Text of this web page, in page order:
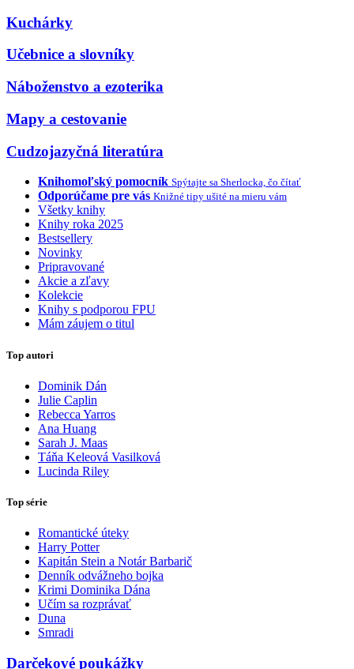
Kuchárky
Učebnice a slovníky
Náboženstvo a ezoterika
Mapy a cestovanie
Cudzojazyčná literatúra
Knihomoľský pomocník Spýtajte sa Sherlocka, čo čítať
Odporúčame pre vás Knižné tipy ušité na mieru vám
Všetky knihy
Knihy roka 2025
Bestsellery
Novinky
Pripravované
Akcie a zľavy
Kolekcie
Knihy s podporou FPU
Mám záujem o titul
Top autori
Dominik Dán
Julie Caplin
Rebecca Yarros
Ana Huang
Sarah J. Maas
Táňa Keleová Vasilková
Lucinda Riley
Top série
Romantické úteky
Harry Potter
Kapitán Stein a Notár Barbarič
Denník odvážneho bojka
Krimi Dominika Dána
Učím sa rozprávať
Duna
Smradi
Darčekové poukážky